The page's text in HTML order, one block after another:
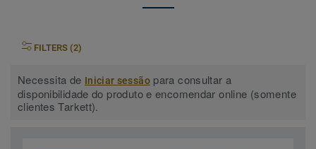
FILTERS (2)
Necessita de Iniciar sessãopara consultar a
disponibilidade do produto e encomendar online (somente
clientes Tarkett).